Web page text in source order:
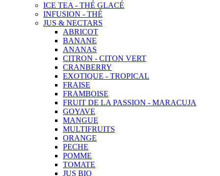
ICE TEA - THÉ GLACÉ
INFUSION - THÉ
JUS & NECTARS
ABRICOT
BANANE
ANANAS
CITRON - CITON VERT
CRANBERRY
EXOTIQUE - TROPICAL
FRAISE
FRAMBOISE
FRUIT DE LA PASSION - MARACUJA
GOYAVE
MANGUE
MULTIFRUITS
ORANGE
PECHE
POMME
TOMATE
JUS BIO